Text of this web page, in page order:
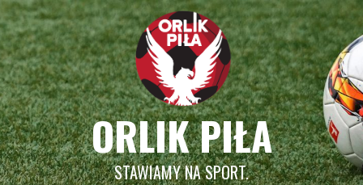
Skip
to
content
ORLIK PIŁA
STAWIAMY NA SPORT.